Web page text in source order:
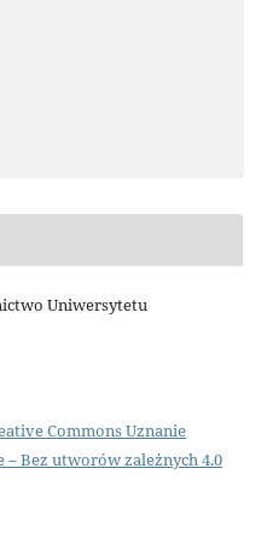
Uniwersytetu
Commons Uznanie
Bez utworów zależnych 4.0